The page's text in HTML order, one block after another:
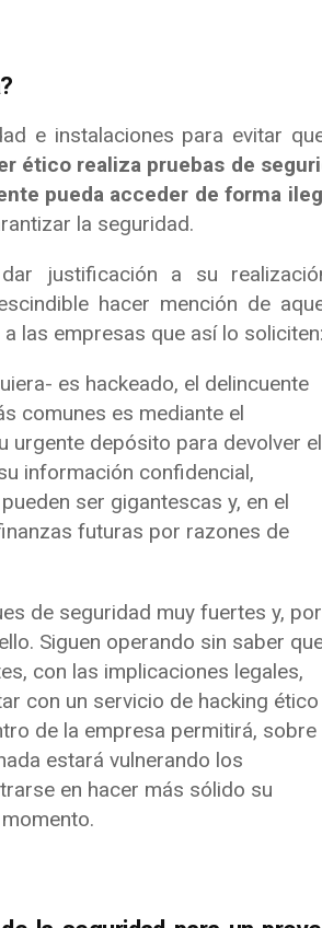
e instalaciones para evitar
ético realiza pruebas de
pueda acceder de forma
la seguridad.
justificación a su
hacer mención de
las empresas que así lo soliciten:
es hackeado, el delincuente
comunes es mediante el
urgente depósito para devolver el
información confidencial,
ser gigantescas y, en el
futuras por razones de
de seguridad muy fuertes y, por
Siguen operando sin saber
con las implicaciones legales,
con un servicio de hacking ético
de la empresa permitirá, sobre
estará vulnerando los
en hacer más sólido su